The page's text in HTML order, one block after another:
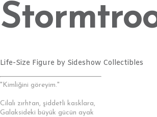
Life-Size Figure by Sideshow Collectibles
"Kimliğini göreyim."
Cilalı zırhtan, şiddetli kasklara,
Galaksideki büyük gücün ayak